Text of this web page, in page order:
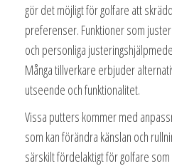
gör det möjligt för golfare att
preferenser. Funktioner som
och personliga
Många tillverkare erbjuder
utseende och funktionalitet.
Vissa putters kommer med
som kan förändra känslan och
särskilt fördelaktigt för golfare